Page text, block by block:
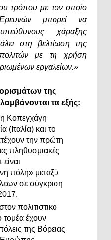
τρόπου με τον οποίο
μπορεί να
χάραξης
στη βελτίωση της
με τη χρήση
εργαλείων.»
της
τα εξής:
η Κοπεγχάγη
(Ιταλία) και το
την πρώτη
πληθυσμιακές
πόλη» μεταξύ
σε σύγκριση
πολιτιστικό
τομέα έχουν
της Βόρειας